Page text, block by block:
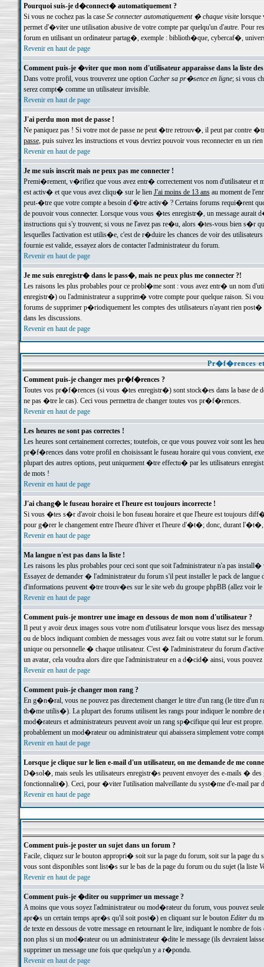
Pourquoi suis-je d�connect� automatiquement ?
Si vous ne cochez pas la case Se connecter automatiquement � chaque visitelorsque
permet d'�viter une utilisation abusive de votre compte par quelqu'un d'autre. Pour
forum en utilisant un ordinateur partag�, exemple : biblioth�que, cybercaf�,
Revenir en haut de page
Comment puis-je �viter que mon nom d'utilisateur apparaisse dans la liste
Dans votre profil, vous trouverez une option Cacher sa pr�sence en ligne; si vous
serez compt� comme un utilisateur invisible.
Revenir en haut de page
J'ai perdu mon mot de passe !
Ne paniquez pas ! Si votre mot de passe ne peut �tre retrouv�, il peut par contre
passe, puis suivez les instructions et vous devriez pouvoir vous reconnecter en un rien
Revenir en haut de page
Je me suis inscrit mais ne peux pas me connecter !
Premi�rement, v�rifiez que vous avez entr� correctement vos nom d'utilisateur
est activ� et que vous avez cliqu� sur le lien J'ai moins de 13 ansau moment de
peut-�tre que votre compte a besoin d'�tre activ� ? Certains forums requi�rent
de pouvoir vous connecter. Lorsque vous vous �tes enregistr�, un message aurait
instructions qui s'y trouvent; si vous ne l'avez pas re�u, alors �tes-vous bien s�r
lesquelles l'activation est utilis�e, c'est de r�duire les chances de voir des
fournie est valide, essayez alors de contacter l'administrateur du forum.
Revenir en haut de page
Je me suis enregistr� dans le pass�, mais ne peux plus me connecter ?!
Les raisons les plus probables pour ce probl�me sont : vous avez entr� un nom
enregistr�) ou l'administrateur a supprim� votre compte pour quelque raison. Si
forums de supprimer p�riodiquement les comptes des utilisateurs n'ayant rien
dans les discussions.
Revenir en haut de page
Pr�f�rences
Comment puis-je changer mes pr�f�rences ?
Toutes vos pr�f�rences (si vous �tes enregistr�) sont stock�es dans la base de
ne pas �tre le cas). Ceci vous permettra de changer toutes vos pr�f�rences.
Revenir en haut de page
Les heures ne sont pas correctes !
Les heures sont certainement correctes; toutefois, ce que vous pouvez voir sont
pr�f�rences dans votre profil en choisissant le fuseau horaire qui vous convient,
plupart des autres options, peut uniquement �tre effectu� par les utilisateurs
de mots !
Revenir en haut de page
J'ai chang� le fuseau horaire et l'heure est toujours incorrecte !
Si vous �tes s�r d'avoir choisi le bon fuseau horaire et que l'heure est toujours
pour g�rer le changement entre l'heure d'hiver et l'heure d'�t�; donc, durant
Revenir en haut de page
Ma langue n'est pas dans la liste !
Les raisons les plus probables pour ceci sont que soit l'administrateur n'a pas
Essayez de demander � l'administrateur du forum s'il peut installer le pack de
d'informations peuvent �tre trouv�es sur le site web du groupe phpBB (allez voir le
Revenir en haut de page
Comment puis-je montrer une image en dessous de mon nom d'utilisateur ?
Il peut y avoir deux images sous votre nom d'utilisateur lorsque vous lisez des
ou de blocs indiquant combien de messages vous avez fait ou votre statut sur le
unique ou personnelle � chaque utilisateur. C'est � l'administrateur du forum
un avatar, cela voudra alors dire que l'administrateur en a d�cid� ainsi, vous
Revenir en haut de page
Comment puis-je changer mon rang ?
En g�n�ral, vous ne pouvez pas directement changer le titre d'un rang (le titre d'un
th�me utilis�). La plupart des forums utilisent les rangs pour indiquer le nombre de
mod�rateurs et administrateurs peuvent avoir un rang sp�cifique qui leur est
probablement un mod�rateur ou administrateur qui abaissera simplement votre
Revenir en haut de page
Lorsque je clique sur le lien e-mail d'un utilisateur, on me demande de me
D�sol�, mais seuls les utilisateurs enregistr�s peuvent envoyer des e-mails �
fonctionnalit�). Ceci, pour �viter l'utilisation malveillante du syst�me d'e-mail par
Revenir en haut de page
Comment puis-je poster un sujet dans un forum ?
Facile, cliquez sur le bouton appropri� soit sur la page du forum, soit sur la page du
vous sont disponibles sont list�s sur le bas de la page du forum ou du sujet (la liste
Revenir en haut de page
Comment puis-je �diter ou supprimer un message ?
A moins que vous soyez l'administrateur ou mod�rateur du forum, vous pouvez
apr�s un certain temps apr�s qu'il soit post�) en cliquant sur le bouton Editerdu
de texte en dessous de votre message en retournant le lire, indiquant le nombre
non plus si un mod�rateur ou un administrateur �dite le message (ils devraient
supprimer un message une fois que quelqu'un y a r�pondu.
Revenir en haut de page